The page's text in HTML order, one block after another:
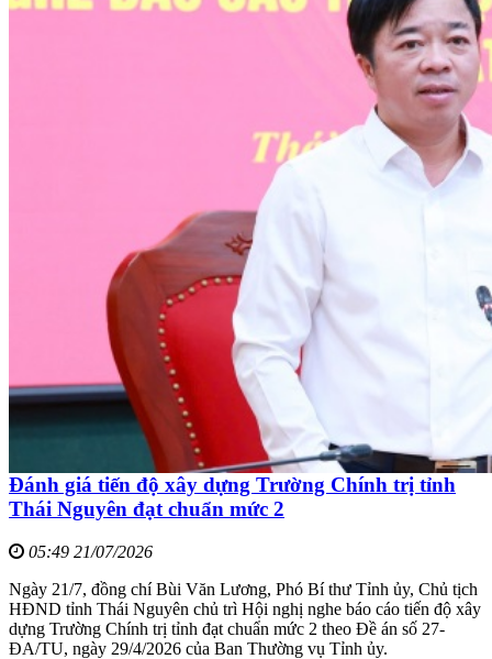
Đánh giá tiến độ xây dựng Trường Chính trị tỉnh
Thái Nguyên đạt chuẩn mức 2
05:49 21/07/2026
Ngày 21/7, đồng chí Bùi Văn Lương, Phó Bí thư Tỉnh ủy, Chủ tịch
HĐND tỉnh Thái Nguyên chủ trì Hội nghị nghe báo cáo tiến độ xây
dựng Trường Chính trị tỉnh đạt chuẩn mức 2 theo Đề án số 27-
ĐA/TU, ngày 29/4/2026 của Ban Thường vụ Tỉnh ủy.